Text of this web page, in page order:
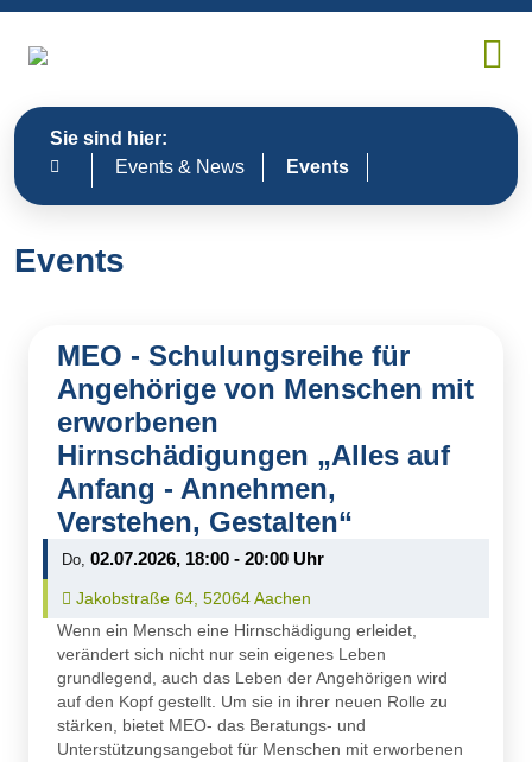
Sie sind hier:
Events & News
Events
Events
MEO - Schulungsreihe für
Angehörige von Menschen mit
erworbenen
Hirnschädigungen „Alles auf
Anfang - Annehmen,
Verstehen, Gestalten“
Do, 02.07.2026, 18:00 - 20:00 Uhr
Ort auf Karte öffnen:
Jakobstraße 64, 52064 Aachen
Wenn ein Mensch eine Hirnschädigung erleidet,
verändert sich nicht nur sein eigenes Leben
grundlegend, auch das Leben der Angehörigen wird
auf den Kopf gestellt. Um sie in ihrer neuen Rolle zu
stärken, bietet MEO- das Beratungs- und
Unterstützungsangebot für Menschen mit erworbenen